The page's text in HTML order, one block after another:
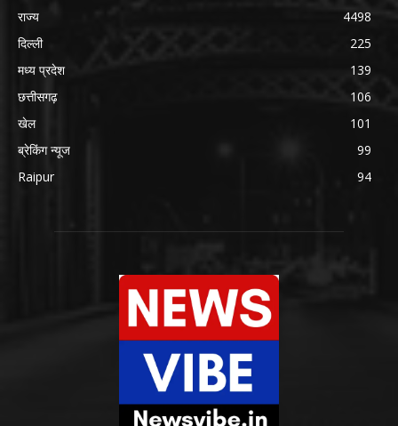
राज्य
4498
दिल्ली
225
मध्य प्रदेश
139
छत्तीसगढ़
106
खेल
101
ब्रेकिंग न्यूज
99
Raipur
94